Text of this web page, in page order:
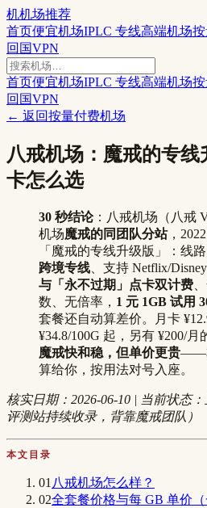
机机场推荐
首页便宜机场IPLC 专线高端机场
回国VPN
首页便宜机场IPLC 专线高端机场
回国VPN
← 返回按量付费机场
八戒机场：魔戒的专
卡怎么选
30 秒结论：八戒机场（八戒
机场魔戒的同团队分站，
「魔戒的专线升级版」：线
跨境专线 、支持 Netflix/
与「永不过期」点卡双计费
数、无倍率， 1 元 1GB 试用
套餐还自动算差价。月卡
¥34.8/100G 起，另有 ¥200/月
魔戒快和稳，但单价更贵——
算给你，按用法对号入座。
核实日期：2026-06-10 | 当前状态
评测站持续收录，背靠魔戒团队）
本文目录
01 八戒机场怎么样？
02全套餐价格与每 GB 单价